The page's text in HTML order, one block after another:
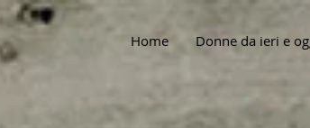
Home Donne da ieri e